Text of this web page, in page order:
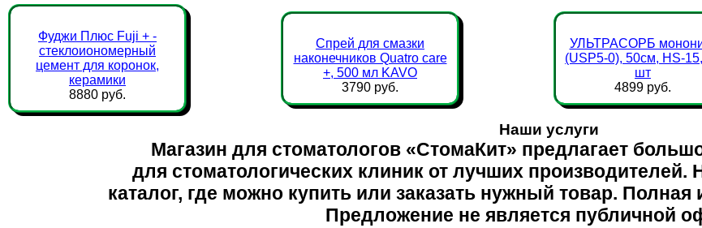
Фуджи Плюс Fuji + -
стеклоиономерный
цемент для коронок,
керамики
8880 руб.
Спрей для смазки
наконечников Quatro care
+, 500 мл KAVO
3790 руб.
УЛЬТРАСОРБ
(USP5-0), 50см, HS-
шт
4899 руб.
Наши услуги
Магазин для стоматологов «СтомаКит» предлагает
для стоматологических клиник от лучших производителей.
каталог, где можно купить или заказать нужный товар.
Предложение не является публичной